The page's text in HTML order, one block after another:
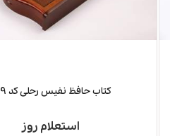
کتاب حافظ نفیس رحلی کد 159
استعلام روز